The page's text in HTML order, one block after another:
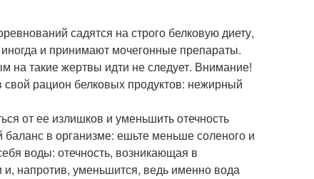
садятся на строго белковую диету,
и принимают мочегонные препараты.
на такие жертвы идти не следует. Внимание!
рацион белковых продуктов: нежирный
от ее излишков и уменьшить отечность
в организме: ешьте меньше соленого и
воды: отечность, возникающая в
и, напротив, уменьшится, ведь именно вода